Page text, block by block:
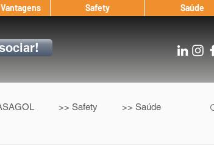
Safety Saúde
>> Safety >> Saúde